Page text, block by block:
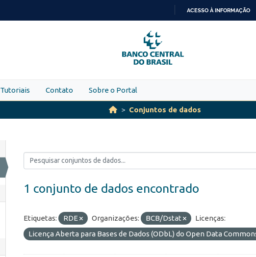
PARA
O
CONTEÚDO
ACESSO À INFORMAÇÃO
Tutoriais Contato Sobre o Portal
Conjuntos de dados
1 conjunto de dados encontrado
Etiquetas: RDE Organizações: BCB/Dstat
Licenças:
Licença Aberta para Bases de Dados (ODbL) do Open Data